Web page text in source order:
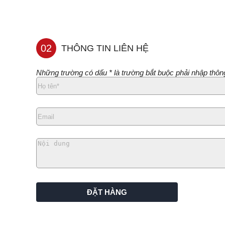
02 THÔNG TIN LIÊN HỆ
Những trường có dấu * là trường bắt buộc phải nhập
ĐẶT HÀNG